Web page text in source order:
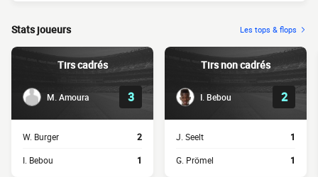
Stats joueurs Les tops & flops
Tirs cadrés
M. Amoura 3
W. Burger 2
I. Bebou 1
Tirs non cadrés
I. Bebou 2
J. Seelt 1
G. Prömel 1